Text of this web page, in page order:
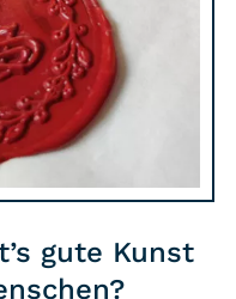
gute Kunst